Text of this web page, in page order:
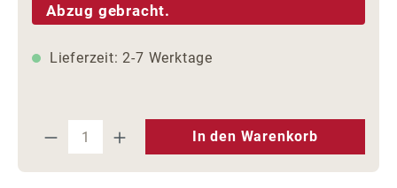
Abzug gebracht.
Lieferzeit: 2-7 Werktage
Produkt Anzahl: Gib den
In den Warenkorb